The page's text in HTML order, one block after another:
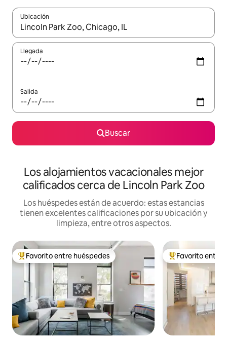
Ubicación
Cuando los resultados estén disponibles, podrás navegar
Llegada
Salida
Buscar
Los alojamientos vacacionales mejor
calificados cerca de Lincoln Park Zoo
Los huéspedes están de acuerdo: estas estancias
tienen excelentes calificaciones por su ubicación y
limpieza, entre otros aspectos.
De los mejores en Favorito entre huéspedes
Favorito entre huéspedes De los mejores
Favorito entre